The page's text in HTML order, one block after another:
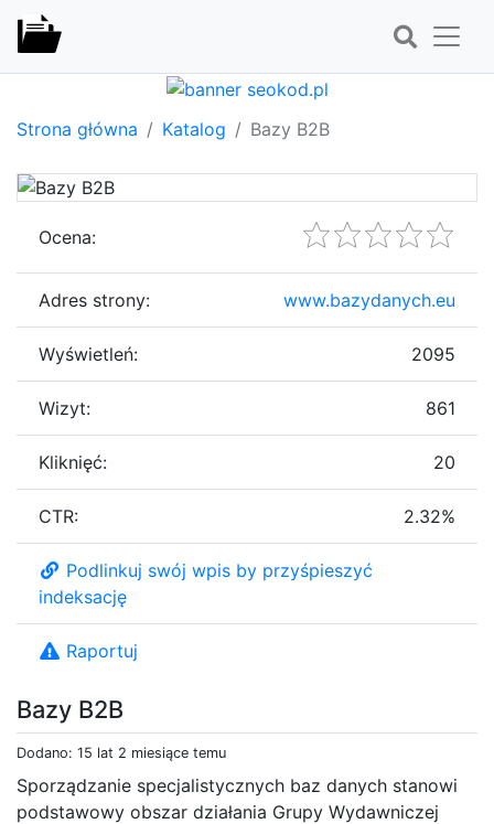
Strona główna Katalog Bazy B2B
Bazy B2B
Dodano: 15 lat 2 miesiące temu
Sporządzanie specjalistycznych baz danych stanowi
podstawowy obszar działania Grupy Wydawniczej
Ocena:
Adres strony: www.bazydanych.eu
Wyświetleń: 2095
Wizyt: 861
Kliknięć: 20
CTR: 2.32%
Podlinkuj swój wpis by przyśpieszyć
indeksację
Raportuj